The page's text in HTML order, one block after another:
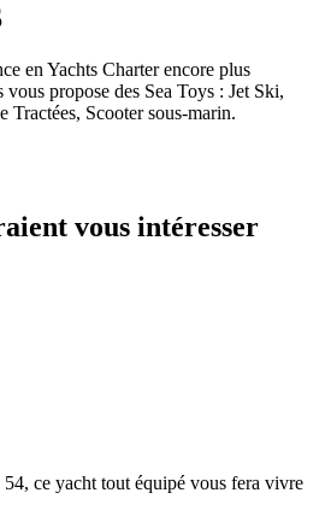
en Yachts Charter encore plus
propose des Sea Toys : Jet Ski,
Tractées, Scooter sous-marin.
vous intéresser
ce yacht tout équipé vous fera vivre